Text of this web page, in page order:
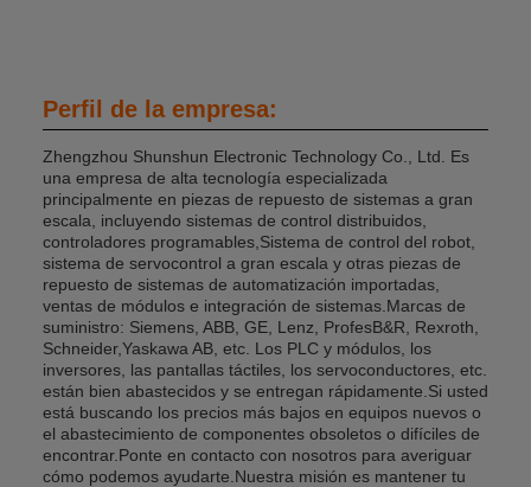
Perfil de la empresa:
Zhengzhou Shunshun Electronic Technology Co., Ltd. Es
una empresa de alta tecnología especializada
principalmente en piezas de repuesto de sistemas a gran
escala, incluyendo sistemas de control distribuidos,
controladores programables,Sistema de control del robot,
sistema de servocontrol a gran escala y otras piezas de
repuesto de sistemas de automatización importadas,
ventas de módulos e integración de sistemas.Marcas de
suministro: Siemens, ABB, GE, Lenz, ProfesB&R, Rexroth,
Schneider,Yaskawa AB, etc. Los PLC y módulos, los
inversores, las pantallas táctiles, los servoconductores, etc.
están bien abastecidos y se entregan rápidamente.Si usted
está buscando los precios más bajos en equipos nuevos o
el abastecimiento de componentes obsoletos o difíciles de
encontrar.Ponte en contacto con nosotros para averiguar
cómo podemos ayudarte.Nuestra misión es mantener tu